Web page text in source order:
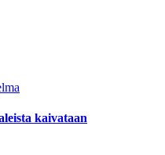
kaivataan